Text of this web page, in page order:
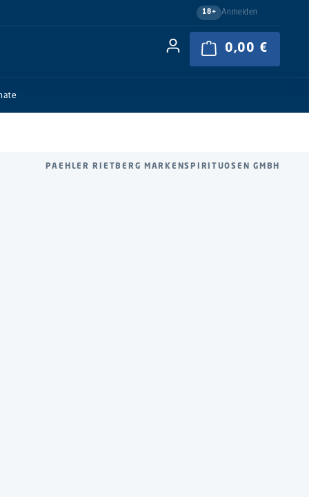
18+ Anmelden
0,00 €
PAEHLER RIETBERG MARKENSPIRITUOSEN GMBH